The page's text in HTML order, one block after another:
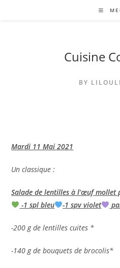
Cuisine
BY
Mardi 11 Mai 2021
Un classique :
Salade de lentilles à l’œuf mollet
-1 spl bleu
-1 spv violet
-200 g de lentilles cuites *
-140 g de bouquets de brocolis*